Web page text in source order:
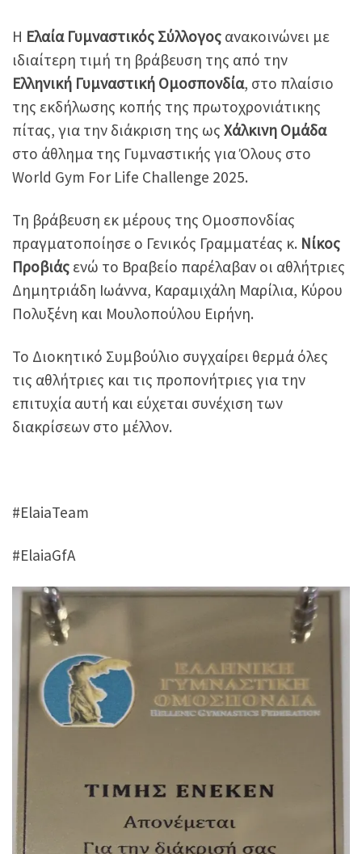
Η Ελαία Γυμναστικός Σύλλογος ανακοινώνει με
ιδιαίτερη τιμή τη βράβευση της από την
Ελληνική Γυμναστική Ομοσπονδία, στο πλαίσιο
της εκδήλωσης κοπής της πρωτοχρονιάτικης
πίτας, για την διάκριση της ως Χάλκινη Ομάδα
στο άθλημα της Γυμναστικής για Όλους στο
World Gym For Life Challenge 2025.
Τη βράβευση εκ μέρους της Ομοσπονδίας
πραγματοποίησε ο Γενικός Γραμματέας κ. Νίκος
Προβιάς ενώ το Βραβείο παρέλαβαν οι αθλήτριες
Δημητριάδη Ιωάννα, Καραμιχάλη Μαρίλια, Κύρου
Πολυξένη και Μουλοπούλου Ειρήνη.
Το Διοκητικό Συμβούλιο συγχαίρει θερμά όλες
τις αθλήτριες και τις προπονήτριες για την
επιτυχία αυτή και εύχεται συνέχιση των
διακρίσεων στο μέλλον.
#ElaiaTeam
#ElaiaGfA